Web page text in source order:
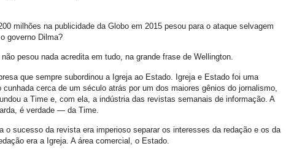
milhões na publicidade da Globo em 2015 pesou para o ataque selvagem
governo Dilma?
pesou nada acredita em tudo, na grande frase de Wellington.
que sempre subordinou a Igreja ao Estado. Igreja e Estado foi uma
cunhada cerca de um século atrás por um dos maiores gênios do jornalismo,
a Time e, com ela, a indústria das revistas semanais de informação. A
é verdade — da Time.
o sucesso da revista era imperioso separar os interesses da redação e os da
era a Igreja. A área comercial, o Estado.